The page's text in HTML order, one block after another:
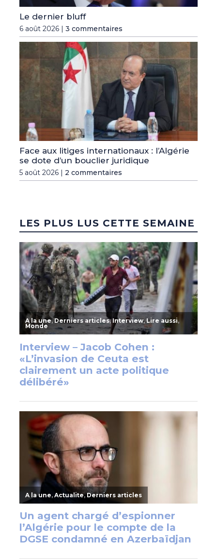
Le dernier bluff
6 août 2026 | 3 commentaires
Face aux litiges internationaux : l’Algérie
se dote d’un bouclier juridique
5 août 2026 | 2 commentaires
LES PLUS LUS CETTE SEMAINE